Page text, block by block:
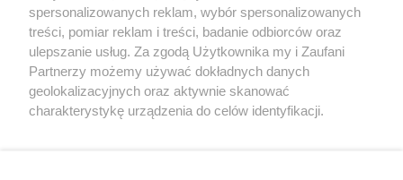
X Facebook Instagram Youtube
spersonalizowanych reklam, wybór spersonalizowanych
treści, pomiar reklam i treści, badanie odbiorców oraz
ulepszanie usług. Za zgodą Użytkownika my i Zaufani
Partnerzy możemy używać dokładnych danych
geolokalizacyjnych oraz aktywnie skanować
charakterystykę urządzenia do celów identyfikacji.